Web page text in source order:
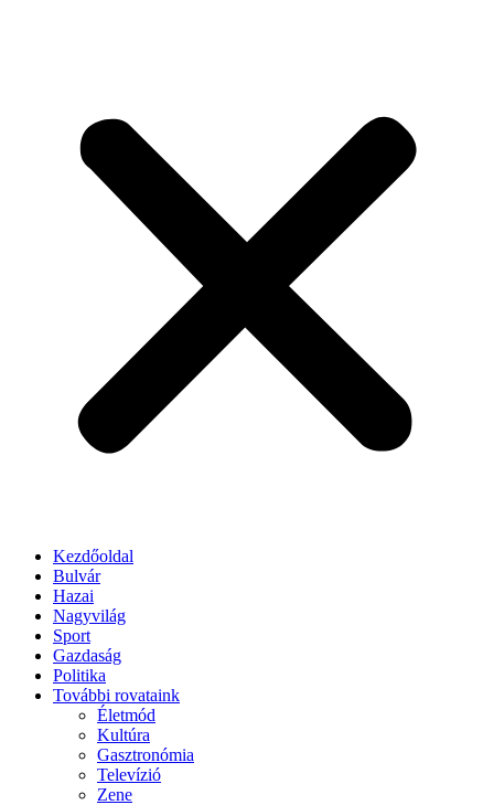
Kezdőoldal
Bulvár
Hazai
Nagyvilág
Sport
Gazdaság
Politika
További rovataink
Életmód
Kultúra
Gasztronómia
Televízió
Zene